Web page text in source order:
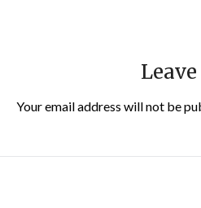
Your email address will not be